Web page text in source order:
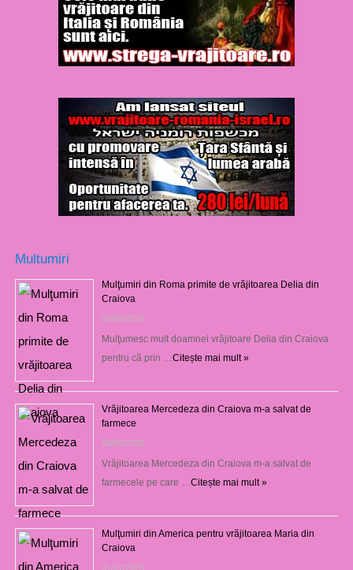
Multumiri
Mulţumiri din Roma primite de vrăjitoarea Delia din
Craiova
06/08/2026
Mulţumesc mult doamnei vrăjitoare Delia din Craiova
pentru că prin … Citește mai mult »
Vrăjitoarea Mercedeza din Craiova m-a salvat de
farmece
06/08/2026
Vrăjitoarea Mercedeza din Craiova m-a salvat de
farmecele pe care … Citește mai mult »
Mulţumiri din America pentru vrăjitoarea Maria din
Craiova
31/07/2026